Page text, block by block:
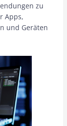
zu
Apps,
und Geräten